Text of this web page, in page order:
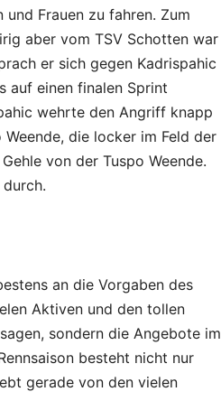
Frauen zu fahren. Zum
aber vom TSV Schotten war
er sich gegen Kadrispahic
auf einen finalen Sprint
wehrte den Angriff knapp
die locker im Feld der
von der Tuspo Weende.
an die Vorgaben des
Aktiven und den tollen
sondern die Angebote im
besteht nicht nur
gerade von den vielen